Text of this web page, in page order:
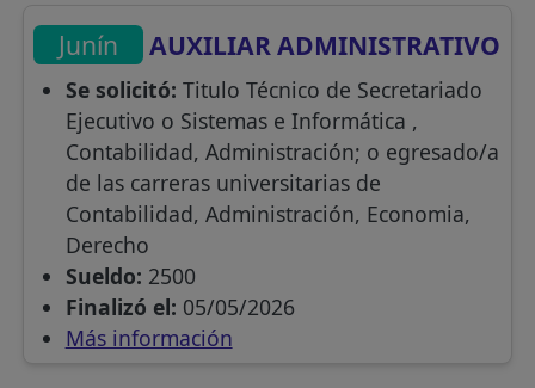
Junín AUXILIAR ADMINISTRATIVO
Se solicitó: Titulo Técnico de Secretariado
Ejecutivo o Sistemas e Informática ,
Contabilidad, Administración; o egresado/a
de las carreras universitarias de
Contabilidad, Administración, Economia,
Derecho
Sueldo: 2500
Finalizó el: 05/05/2026
Más información